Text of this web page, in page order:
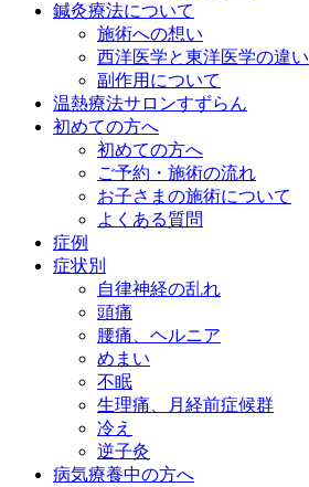
鍼灸療法について
施術への想い
西洋医学と東洋医学の違い
副作用について
温熱療法サロンすずらん
初めての方へ
初めての方へ
ご予約・施術の流れ
お子さまの施術について
よくある質問
症例
症状別
自律神経の乱れ
頭痛
腰痛、ヘルニア
めまい
不眠
生理痛、月経前症候群
冷え
逆子灸
病気療養中の方へ